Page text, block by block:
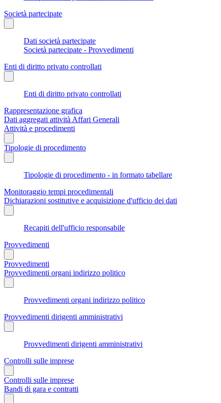
Società partecipate
Dati società partecipate
Società partecipate - Provvedimenti
Enti di diritto privato controllati
Enti di diritto privato controllati
Rappresentazione grafica
Dati aggregati attività Affari Generali
Attività e procedimenti
Tipologie di procedimento
Tipologie di procedimento - in formato tabellare
Monitoraggio tempi procedimentali
Dichiarazioni sostitutive e acquisizione d'ufficio dei dati
Recapiti dell'ufficio responsabile
Provvedimenti
Provvedimenti
Provvedimenti organi indirizzo politico
Provvedimenti organi indirizzo politico
Provvedimenti dirigenti amministrativi
Provvedimenti dirigenti amministrativi
Controlli sulle imprese
Controlli sulle imprese
Bandi di gara e contratti